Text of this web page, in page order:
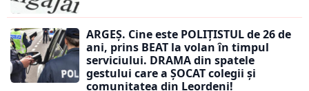
ARGEȘ. Cine este POLIȚISTUL de 26 de
ani, prins BEAT la volan în timpul
serviciului. DRAMA din spatele
gestului care a ȘOCAT colegii și
comunitatea din Leordeni!